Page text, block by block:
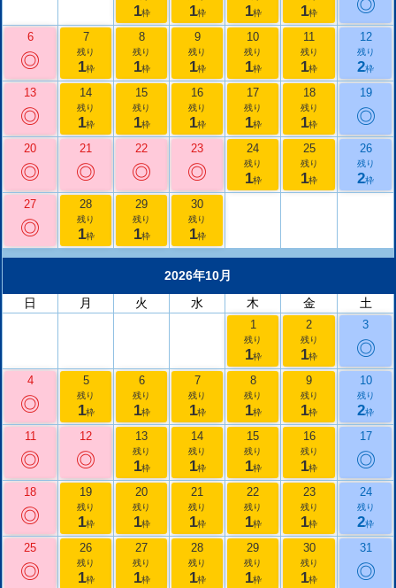
1枠 1枠 1枠 1枠 ◎
6
◎
7
残り
1枠
8
残り
1枠
9
残り
1枠
10
残り
1枠
11
残り
1枠
12
残り
2枠
13
◎
14
残り
1枠
15
残り
1枠
16
残り
1枠
17
残り
1枠
18
残り
1枠
19
◎
20
◎
21
◎
22
◎
23
◎
24
残り
1枠
25
残り
1枠
26
残り
2枠
27
◎
28
残り
1枠
29
残り
1枠
30
残り
1枠
2026年10月
日
月 火 水 木 金 土
1
残り
1枠
2
残り
1枠
3
◎
4
◎
5
残り
1枠
6
残り
1枠
7
残り
1枠
8
残り
1枠
9
残り
1枠
10
残り
2枠
11
◎
12
◎
13
残り
1枠
14
残り
1枠
15
残り
1枠
16
残り
1枠
17
◎
18
◎
19
残り
1枠
20
残り
1枠
21
残り
1枠
22
残り
1枠
23
残り
1枠
24
残り
2枠
25
◎
26
残り
1枠
27
残り
1枠
28
残り
1枠
29
残り
1枠
30
残り
1枠
31
◎